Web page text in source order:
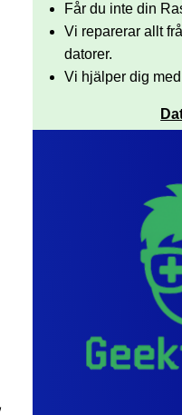
Får du inte din
Vi reparerar allt
datorer.
Vi hjälper dig